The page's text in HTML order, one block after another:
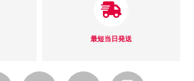
最短当日発送